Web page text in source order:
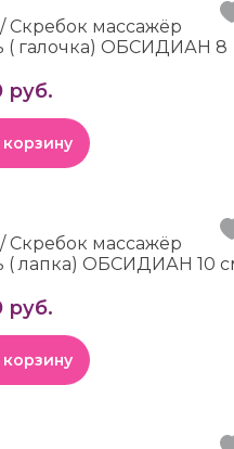
массажёр
( галочка) ОБСИДИАН 8
руб.
корзину
массажёр
( лапка) ОБСИДИАН 10
руб.
корзину